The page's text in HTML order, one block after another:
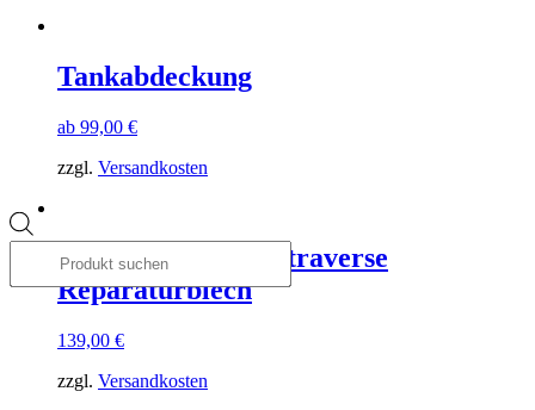
search
Tankabdeckung
ab 99,00 €
zzgl. Versandkosten
Querträger / Hecktraverse
Reparaturblech
139,00 €
zzgl. Versandkosten